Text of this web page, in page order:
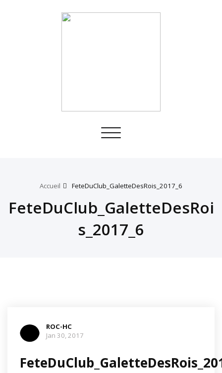
Toggle
Accueil FeteDuClub_GaletteDesRois_2017_6
FeteDuClub_GaletteDesRoi
s_2017_6
ROC-HC
Jan 30, 2017